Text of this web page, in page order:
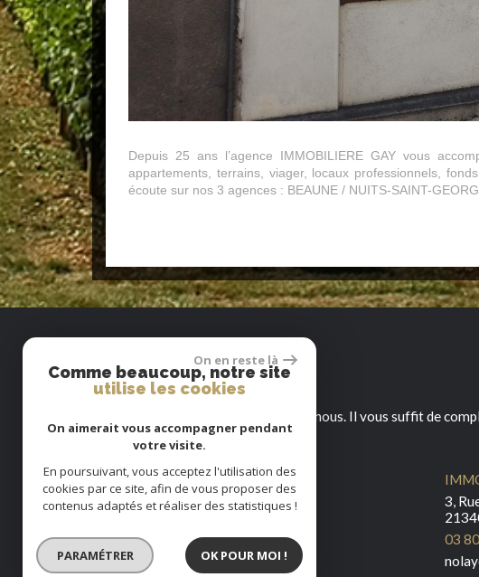
Depuis 25 ans l’agence IMMOBILIERE GAY vous
appartements, terrains, viager, locaux professionnels,
écoute sur nos 3 agences : BEAUNE / NUITS-SAINT-
Pour toutes informations, contactez nous. Il vous suffit de
IMMOBOURGOGNE - BEAUNE
17, Rue du Chateau
21200 Beaune
03 80 22 48 34
beaune@immobourgogne.fr
3,
03
On en reste là
Comme beaucoup, notre site
utilise les cookies
On aimerait vous accompagner pendant
votre visite.
En poursuivant, vous acceptez l'utilisation des
cookies par ce site, afin de vous proposer des
contenus adaptés et réaliser des statistiques !
PARAMÉTRER OK POUR MOI !